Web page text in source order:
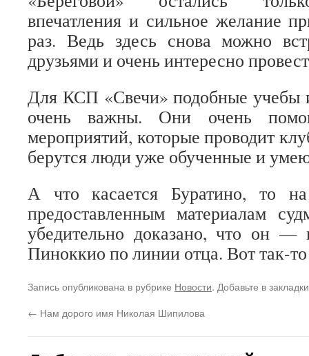
впечатления и сильное желание
раз. Ведь здесь снова можно
друзьями и очень интересно
Для КСП «Свечи» подобные учебы
очень важны. Они очень
мероприятий, которые проводит
берутся люди уже обученные и
А что касается Буратино, то на
предоставленным материалам
убедительно доказано, что он —
Пиноккио по линии отца. Вот так-
Запись опубликована в рубрике Новости. Добавьте в
← Нам дорого имя Николая Шипилова